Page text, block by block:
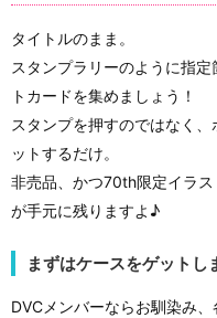
タイトルのまま。
スタンプラリーのように指定
トカードを集めましょう！
スタンプを押すのではなく
ットするだけ。
非売品、かつ70th限定イラ
が手元に残りますよ♪
まずはケースをゲットし
DVCメンバーならお馴染み